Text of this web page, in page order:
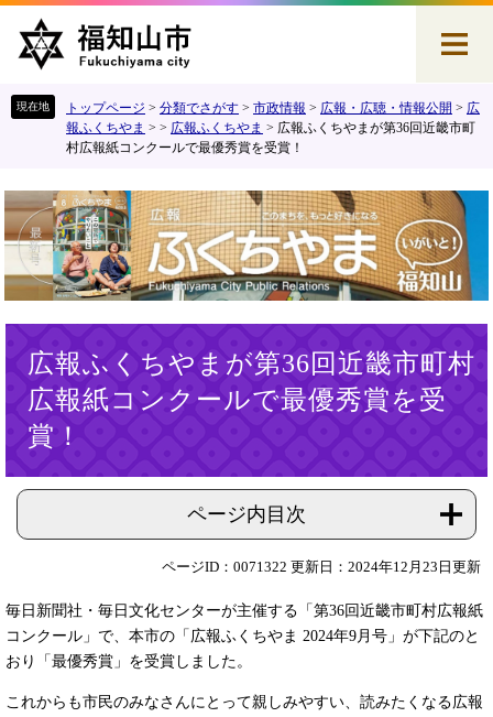
。
て
文
トップページ > 分類でさがす > 市政情報 > 広報・広聴・情報公開 > 広
報ふくちやま > > 広報ふくちやま > 広報ふくちやまが第36回近畿市町
村広報紙コンクールで最優秀賞を受賞！
広報ふくちやまが第36回近畿市町村
広報紙コンクールで最優秀賞を受
賞！
ページ内目次
ページID：0071322 更新日：2024年12月23日更新
毎日新聞社・毎日文化センターが主催する「第36回近畿市町村広報紙
コンクール」で、本市の「広報ふくちやま 2024年9月号」が下記のと
おり「最優秀賞」を受賞しました。
これからも市民のみなさんにとって親しみやすい、読みたくなる広報